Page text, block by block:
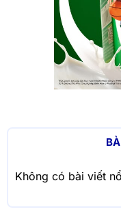
Không có bài viết